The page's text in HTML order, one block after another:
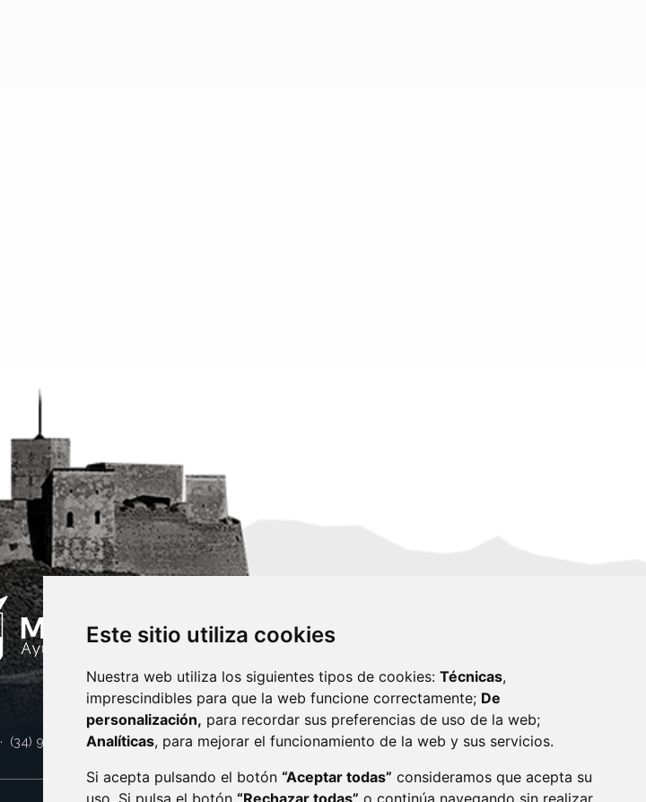
Este sitio utiliza cookies
Nuestra web utiliza los siguientes tipos de cookies: Técnicas,
imprescindibles para que la web funcione correctamente; De
personalización, para recordar sus preferencias de uso de la web;
Analíticas, para mejorar el funcionamiento de la web y sus servicios.
Si acepta pulsando el botón “Aceptar todas” consideramos que acepta su
uso. Si pulsa el botón “Rechazar todas” o continúa navegando sin realizar
· (34) 974 400 700 ·sac@monzon.es monzon.es